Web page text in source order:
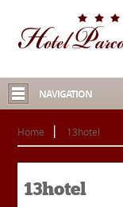
NAVIGATION
Home 13hotel
13hotel